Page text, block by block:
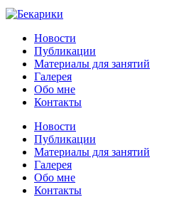
Новости
Публикации
Материалы для занятий
Галерея
Обо мне
Контакты
Новости
Публикации
Материалы для занятий
Галерея
Обо мне
Контакты